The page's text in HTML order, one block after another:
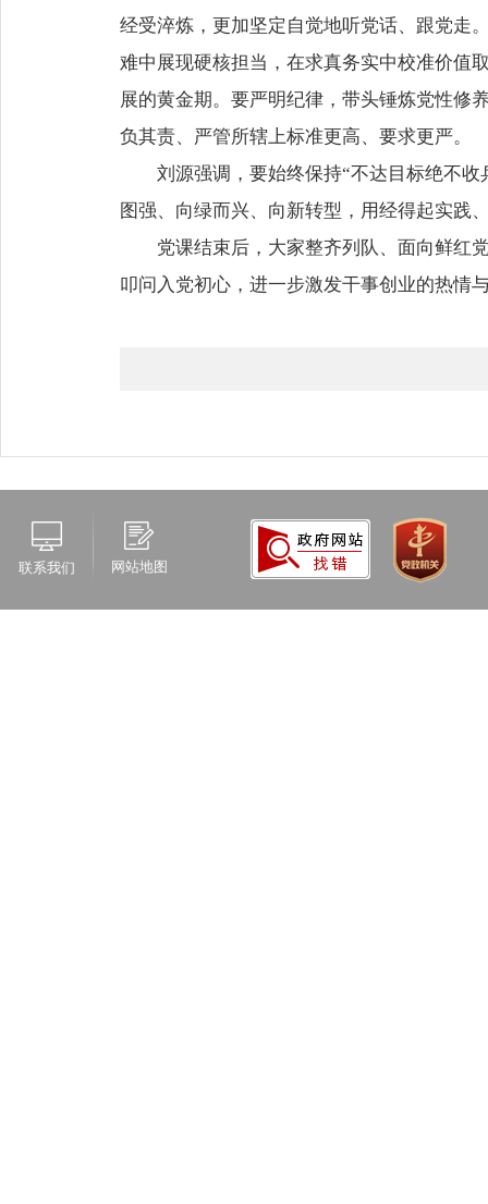
经受淬炼，更加坚定自觉地听党话、跟党走
难中展现硬核担当，在求真务实中校准价值
展的黄金期。要严明纪律，带头锤炼党性修
负其责、严管所辖上标准更高、要求更严。
刘源强调，要始终保持“不达目标绝不
图强、向绿而兴、向新转型，用经得起实践
党课结束后，大家整齐列队、面向鲜红
叩问入党初心，进一步激发干事创业的热情
联系我们 网站地图